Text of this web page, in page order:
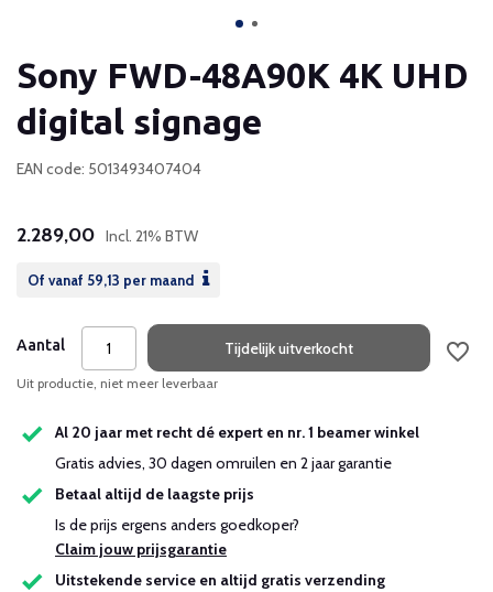
Sony FWD-48A90K 4K UHD
digital signage
EAN code: 5013493407404
2.289,00 Incl. 21% BTW
Of vanaf 59,13 per maand
Aantal Tijdelijk uitverkocht
Uit productie, niet meer leverbaar
Al 20 jaar met recht dé expert en nr. 1 beamer winkel
Gratis advies, 30 dagen omruilen en 2 jaar garantie
Betaal altijd de laagste prijs
Is de prijs ergens anders goedkoper?
Claim jouw prijsgarantie
Uitstekende service en altijd gratis verzending